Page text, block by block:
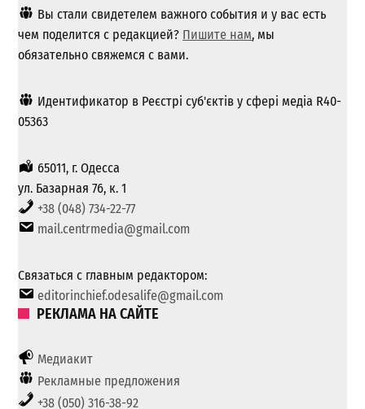
Вы стали свидетелем важного события и у вас есть
чем поделится с редакцией? Пишите нам, мы
обязательно свяжемся с вами.
Идентификатор в Реєстрі суб'єктів у сфері медіа R40-
05363
65011, г. Одесса
ул. Базарная 76, к. 1
+38 (048) 734-22-77
mail.centrmedia@gmail.com
Связаться с главным редактором:
editorinchief.odesalife@gmail.com
РЕКЛАМА НА САЙТЕ
Медиакит
Рекламные предложения
+38 (050) 316-38-92